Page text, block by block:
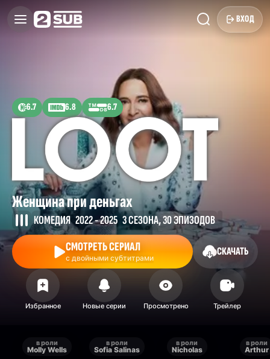
ВХОД
6.7 6.8 6.7
Женщина при деньгах
КОМЕДИЯ 2022 - 2025 3 СЕЗОНА, 30 ЭПИЗОДОВ
СМОТРЕТЬ СЕРИАЛ
с двойными субтитрами
СКАЧАТЬ
в роли
Molly Wells
в роли
Sofia Salinas
в роли
Nicholas
в роли
Arthur